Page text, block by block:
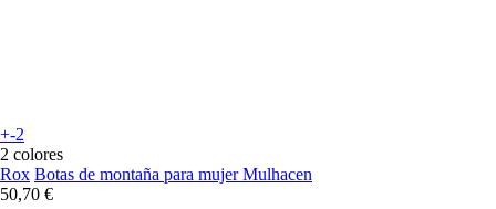
+-2
2 colores
Rox Botas de montaña para mujer Mulhacen
50,70 €